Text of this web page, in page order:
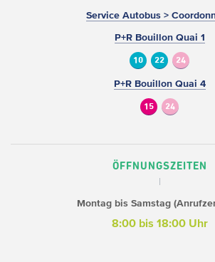
Service Autobus >
P+R Bouillon Quai 1
10 22 24
P+R Bouillon Quai 4
15 24
ÖFFNUNGSZEITEN
Montag bis Samstag
8:00 bis 18:00 Uhr